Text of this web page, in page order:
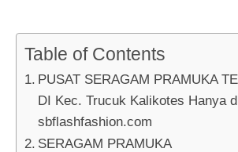
Table of Contents
PUSAT SERAGAM PRAMUKA
DI Kec. Trucuk Kalikotes Hanya
sbflashfashion.com
SERAGAM PRAMUKA